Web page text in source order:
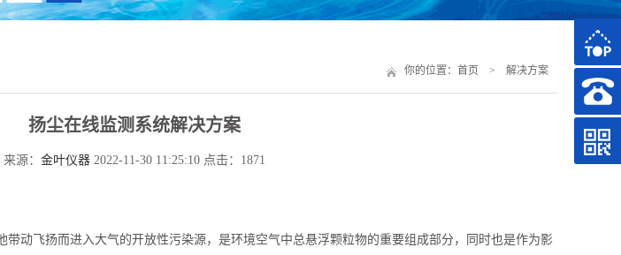
你的位置： 首页 > 解决方案
扬尘在线监测系统解决方案
来源： 金叶仪器2022-11-30 11:25:10 点击：1871
动飞扬而进入大气的开放性污染源，是环境空气中总悬浮颗粒物的重要组成部分，同时也是作为影